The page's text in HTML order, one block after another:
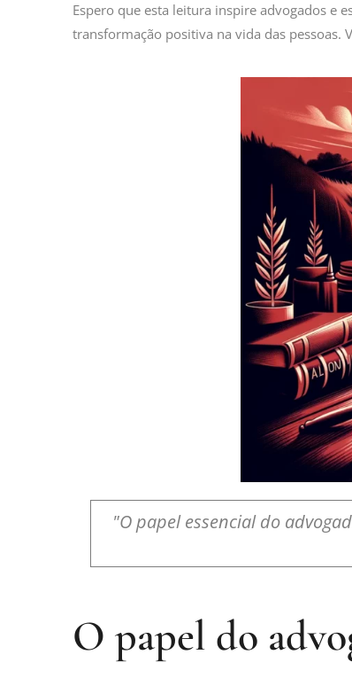
Espero que esta leitura inspire advogados e
transformação positiva na vida das
"O papel essencial do
O papel do